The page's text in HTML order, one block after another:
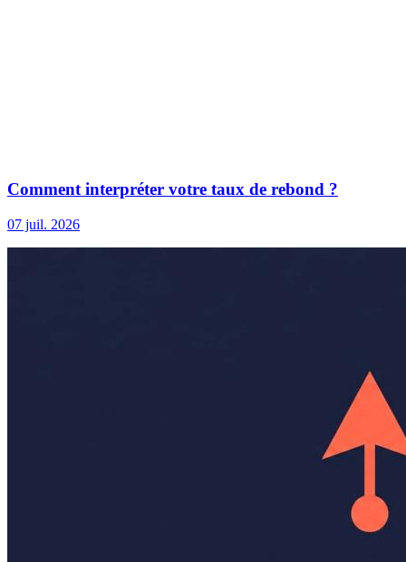
Comment interpréter votre taux de rebond ?
07 juil. 2026